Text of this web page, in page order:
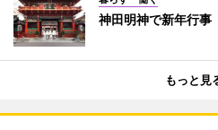
神田明神で新年行
もっと見